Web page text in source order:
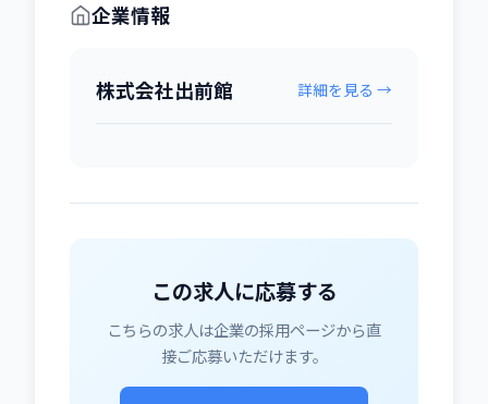
企業情報
株式会社出前館 詳細を見る →
この求人に応募する
こちらの求人は企業の採用ページから直
接ご応募いただけます。